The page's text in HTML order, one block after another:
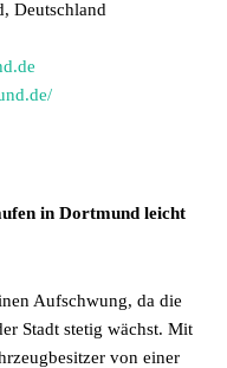
Deutschland
in Dortmund leicht
Aufschwung, da die
Stadt stetig wächst. Mit
von einer